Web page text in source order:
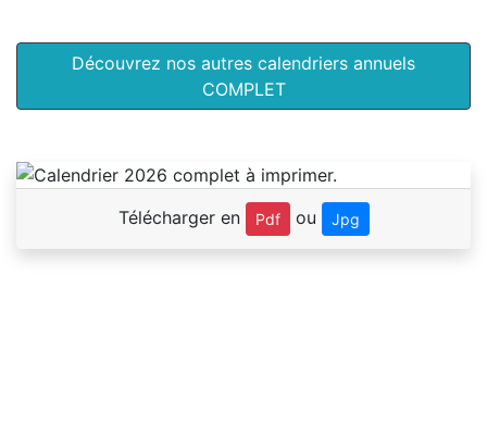
Découvrez nos autres calendriers annuels
COMPLET
Télécharger en Pdf ou Jpg